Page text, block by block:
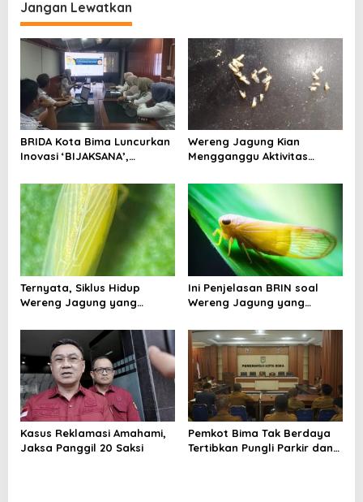
a
s
o
s
Jangan Lewatkan
BRIDA Kota Bima Luncurkan
Inovasi ‘BIJAKSANA’,
Berbasis Stakeholder
Analisis
Wereng Jagung Kian
Mengganggu Aktivitas
Miliki Solusi?
Ternyata, Siklus Hidup
Wereng Jagung yang
Bertahan Hingga 30 Hari
Ini Penjelasan BRIN soal
Wereng Jagung yang
Kasus Reklamasi Amahami,
Jaksa Panggil 20 Saksi
Pemkot Bima Tak Berdaya
Tertibkan Pungli Parkir dan